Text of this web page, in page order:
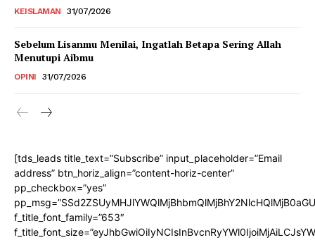
KEISLAMAN 31/07/2026
Sebelum Lisanmu Menilai, Ingatlah Betapa Sering Allah
Menutupi Aibmu
OPINI 31/07/2026
[tds_leads title_text=”Subscribe” input_placeholder=”Email
address” btn_horiz_align=”content-horiz-center”
pp_checkbox=”yes”
f_title_font_family=”653″